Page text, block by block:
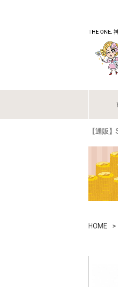
THE ONE.
【通販
HOME